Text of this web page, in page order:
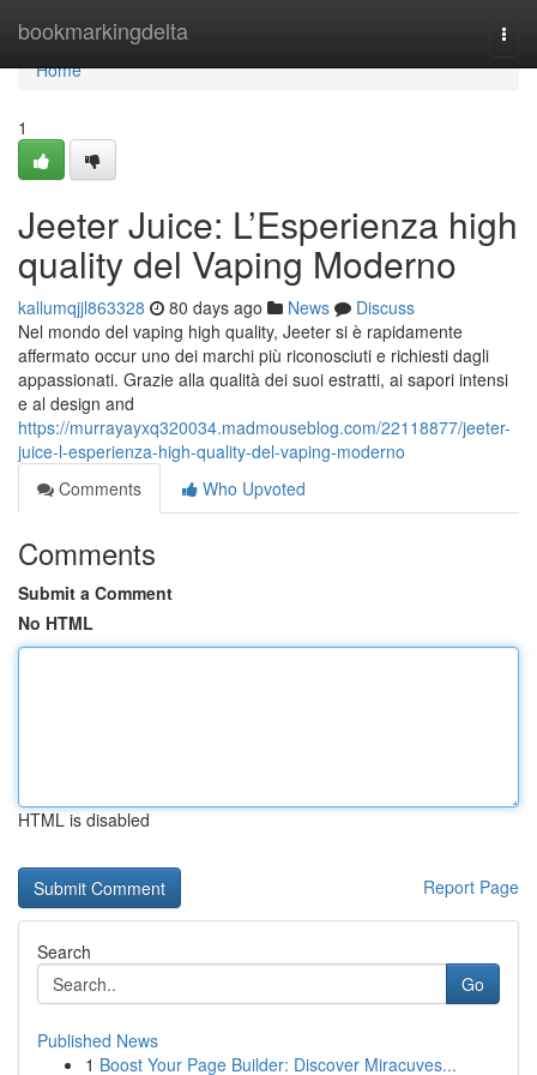
bookmarkingdelta
Home
Home
1
Jeeter Juice: L’Esperienza high
quality del Vaping Moderno
kallumqjjl863328 80 days ago News
Discuss
Nel mondo del vaping high quality, Jeeter si è rapidamente
affermato occur uno dei marchi più riconosciuti e richiesti dagli
appassionati. Grazie alla qualità dei suoi estratti, ai sapori intensi
e al design and
https://murrayayxq320034.madmouseblog.com/22118877/jeeter-
juice-l-esperienza-high-quality-del-vaping-moderno
Comments
Who Upvoted
Comments
Submit a Comment
No HTML
HTML is disabled
Report Page
Search
Go
Published News
1 Boost Your Page Builder: Discover Miracuves...